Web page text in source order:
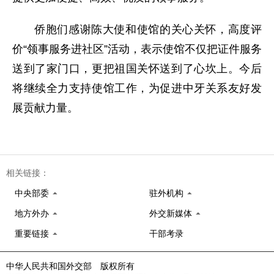
侨胞们感谢陈大使和使馆的关心关怀，高度评
价“领事服务进社区”活动，表示使馆不仅把证件服务
送到了家门口，更把祖国关怀送到了心坎上。今后
将继续全力支持使馆工作，为促进中牙关系友好发
展贡献力量。
相关链接：
中央部委 驻外机构
地方外办 外交新媒体
重要链接 干部考录
中华人民共和国外交部 版权所有